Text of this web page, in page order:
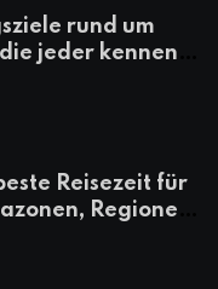
rund um
jeder kennen
Reisezeit für
Regionen